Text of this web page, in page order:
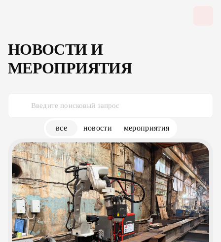
НОВОСТИ И
МЕРОПРИЯТИЯ
все новости мероприятия